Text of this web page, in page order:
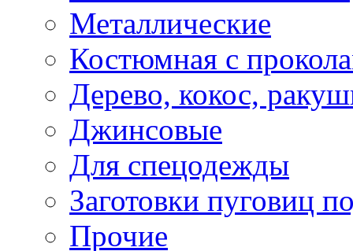
Металлические
Костюмная с
Дерево, кокос,
Джинсовые
Для спецодежды
Заготовки пуговиц
Прочие